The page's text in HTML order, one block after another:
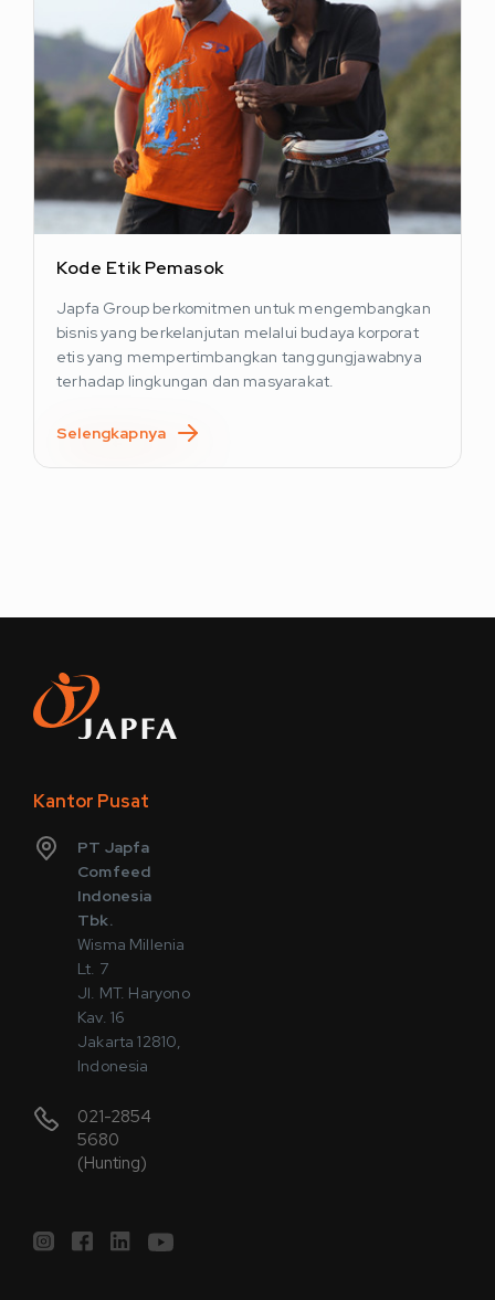
Kode Etik Pemasok
Japfa Group berkomitmen untuk mengembangkan
bisnis yang berkelanjutan melalui budaya korporat
etis yang mempertimbangkan tanggungjawabnya
terhadap lingkungan dan masyarakat.
Selengkapnya
Kantor Pusat
PT Japfa
Comfeed
Indonesia
Tbk.
Wisma Millenia
Lt. 7
Jl. MT. Haryono
Kav. 16
Jakarta 12810,
Indonesia
021-2854
5680
(Hunting)